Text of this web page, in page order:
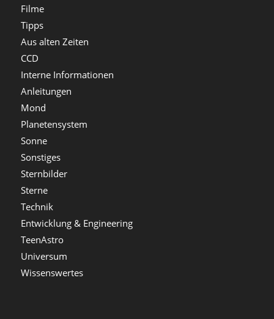
Filme
Tipps
Aus alten Zeiten
CCD
Interne Informationen
Anleitungen
Mond
Planetensystem
Sonne
Sonstiges
Sternbilder
Sterne
Technik
Entwicklung & Engineering
TeenAstro
Universum
Wissenswertes